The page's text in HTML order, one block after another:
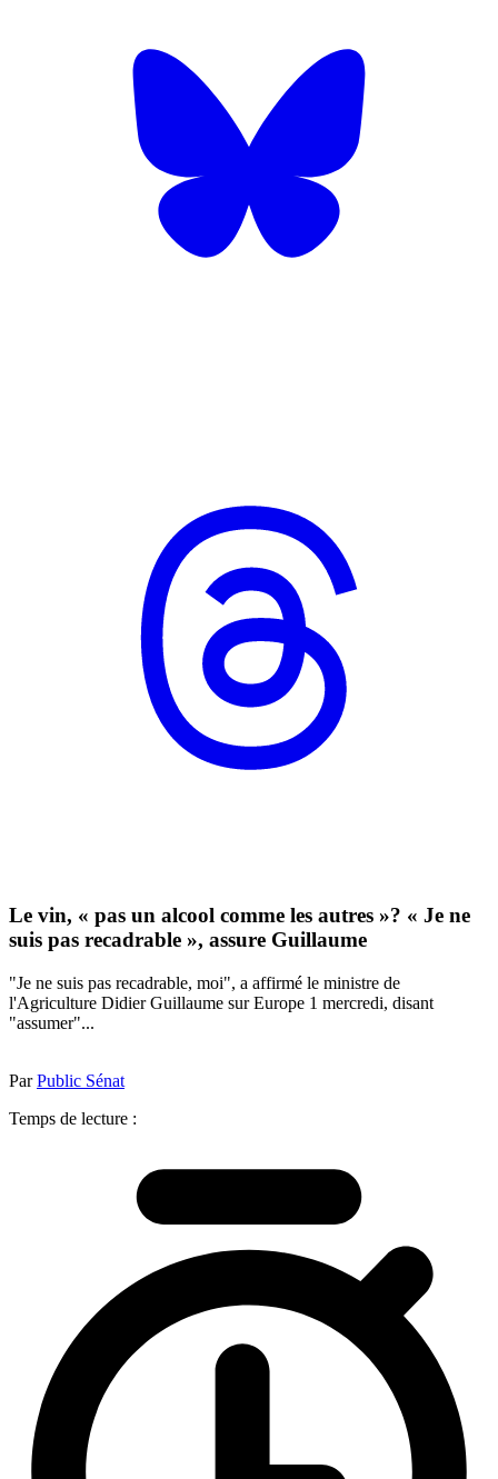
Le vin, « pas un alcool comme les autres »? « Je ne
suis pas recadrable », assure Guillaume
"Je ne suis pas recadrable, moi", a affirmé le ministre de
l'Agriculture Didier Guillaume sur Europe 1 mercredi, disant
"assumer"...
ParPublic Sénat
Temps de lecture :